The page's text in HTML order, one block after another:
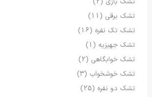
تشک برقی (11)
تشک تک نفره (16)
تشک جهیزیه (1)
تشک خوابگاهی (2)
تشک خوشخواب (3)
تشک دو نفره (25)